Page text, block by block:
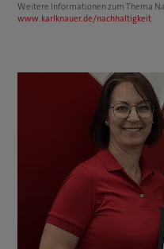
Weitere Informationen zum Thema
www.karlknauer.de/nachhaltigkeit